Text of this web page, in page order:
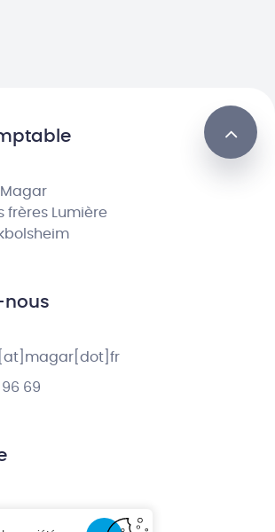
frères Lumière
nous
69